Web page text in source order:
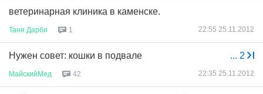
ветеринарная клиника в каменске.
Таня Дарби 1 22:55 25.11.2012
... 2
Нужен совет: кошки в подвале
МайскийМед 42 22:35 25.11.2012